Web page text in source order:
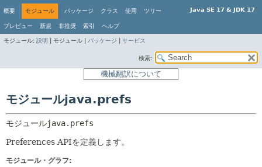
Java SE 17 & JDK 17
概要 モジュール パッケージ クラス 使用 ツリー
プレビュー 新規 非推奨 索引 ヘルプ
モジュール: 説明 モジュール | パッケージ サービス
検索:
機械翻訳について
モジュールjava.prefs
モジュールjava.prefs
Preferences APIを定義します。
モジュール・グラフ: